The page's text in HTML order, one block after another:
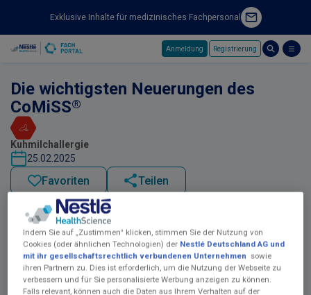
Exklusive Inhalte für medizinisches Fachpersonal
Anmeldung Registrierung
Die wichtigsten Neuerungen des
CoMiSS®
Kuhmilchallergie
25.02.2025
Favoriten Teilen
Indem Sie auf „Zustimmen“ klicken, stimmen Sie der Nutzung von
Cookies (oder ähnlichen Technologien) der Nestlé Deutschland AG und
mit ihr gesellschaftsrechtlich verbundenen Unternehmen sowie
ihren Partnern zu. Dies ist erforderlich, um die Nutzung der Webseite zu
verbessern und für Sie personalisierte Werbung anzeigen zu können.
Falls relevant, können auch die Daten aus Ihrem Verhalten auf der